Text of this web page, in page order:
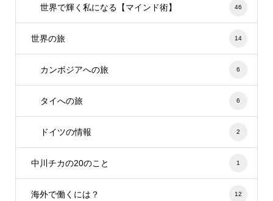
世界で輝く私になる【マインド術】 46
世界の旅 14
カンボジアへの旅 6
タイへの旅 6
ドイツの情報 2
中川チカの20のこと 1
海外で働くには？ 12